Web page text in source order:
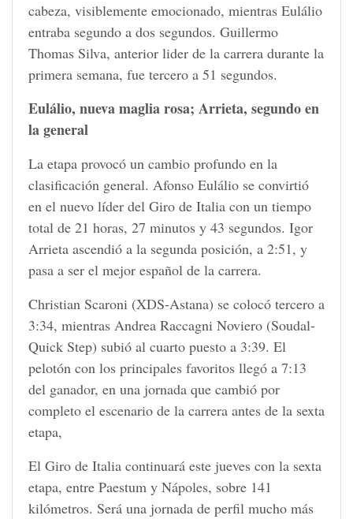
cabeza, visiblemente emocionado, mientras Eulálio
entraba segundo a dos segundos. Guillermo
Thomas Silva, anterior lider de la carrera durante la
primera semana, fue tercero a 51 segundos.
Eulálio, nueva maglia rosa; Arrieta, segundo en
la general
La etapa provocó un cambio profundo en la
clasificación general. Afonso Eulálio se convirtió
en el nuevo líder del Giro de Italia con un tiempo
total de 21 horas, 27 minutos y 43 segundos. Igor
Arrieta ascendió a la segunda posición, a 2:51, y
pasa a ser el mejor español de la carrera.
Christian Scaroni (XDS-Astana) se colocó tercero a
3:34, mientras Andrea Raccagni Noviero (Soudal-
Quick Step) subió al cuarto puesto a 3:39. El
pelotón con los principales favoritos llegó a 7:13
del ganador, en una jornada que cambió por
completo el escenario de la carrera antes de la sexta
etapa,
El Giro de Italia continuará este jueves con la sexta
etapa, entre Paestum y Nápoles, sobre 141
kilómetros. Será una jornada de perfil mucho más